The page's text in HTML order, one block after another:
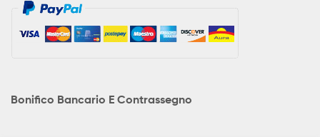
Bonifico Bancario E Contrassegno